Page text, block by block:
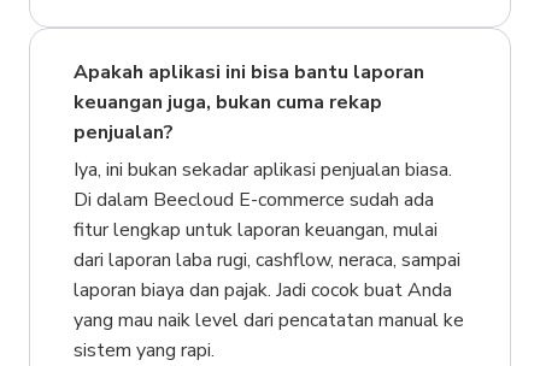
Apakah aplikasi ini bisa bantu laporan
keuangan juga, bukan cuma rekap
penjualan?
Iya, ini bukan sekadar aplikasi penjualan biasa.
Di dalam Beecloud E-commerce sudah ada
fitur lengkap untuk laporan keuangan, mulai
dari laporan laba rugi, cashflow, neraca, sampai
laporan biaya dan pajak. Jadi cocok buat Anda
yang mau naik level dari pencatatan manual ke
sistem yang rapi.